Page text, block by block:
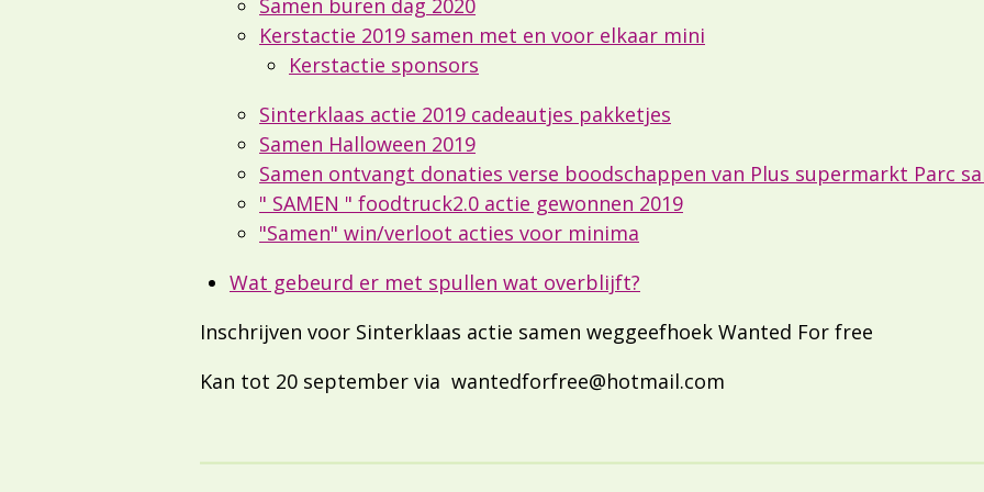
Samen buren dag 2020
Kerstactie 2019 samen met en voor elkaar mini
Kerstactie sponsors
Sinterklaas actie 2019 cadeautjes pakketjes
Samen Halloween 2019
Samen ontvangt donaties verse boodschappen van Plus supermarkt Parc
" SAMEN " foodtruck2.0 actie gewonnen 2019
"Samen" win/verloot acties voor minima
Wat gebeurd er met spullen wat overblijft?
Inschrijven voor Sinterklaas actie samen weggeefhoek Wanted For free
Kan tot 20 september via wantedforfree@hotmail.com